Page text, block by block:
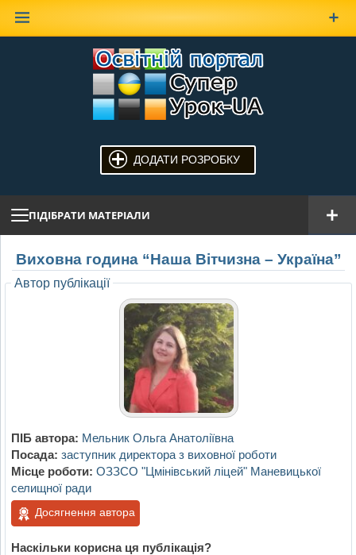
ДОДАТИ РОЗРОБКУ
ПІДІБРАТИ МАТЕРІАЛИ
Виховна година “Наша Вітчизна – Україна”
Автор публікації
ПІБ автора: Мельник Ольга Анатоліївна
Посада: заступник директора з виховної роботи
Місце роботи: ОЗЗСО "Цмінівський ліцей" Маневицької
селищної ради
Досягнення автора
Наскільки корисна ця публікація?